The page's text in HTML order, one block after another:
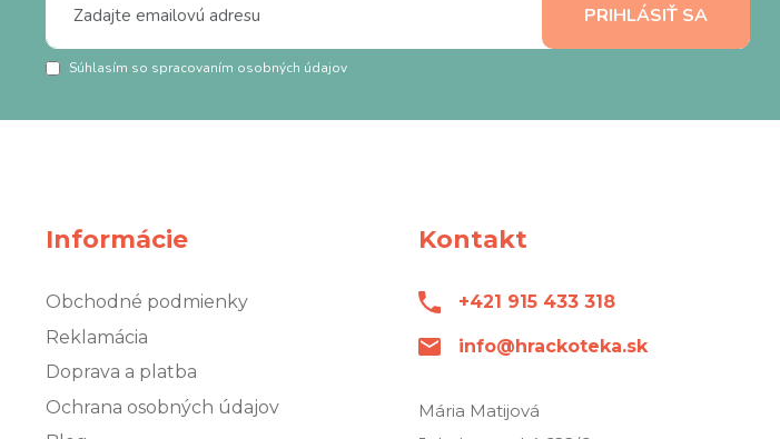
Súhlasím so spracovaním osobných údajov
Informácie
Obchodné podmienky
Reklamácia
Doprava a platba
Ochrana osobných údajov
Kontakt
+421 915 433 318
info@hrackoteka.sk
Mária Matijová